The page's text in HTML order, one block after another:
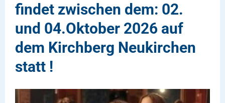
findet zwischen dem: 02.
und 04.Oktober 2026 auf
dem Kirchberg Neukirchen
statt !